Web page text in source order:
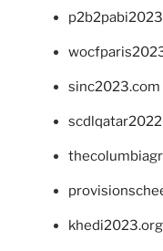
sinc2023.com
khedi2023.org